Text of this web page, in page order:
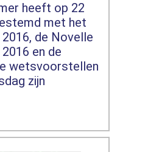
heeft op 22
met het
de Novelle
en de
wetsvoorstellen
zijn